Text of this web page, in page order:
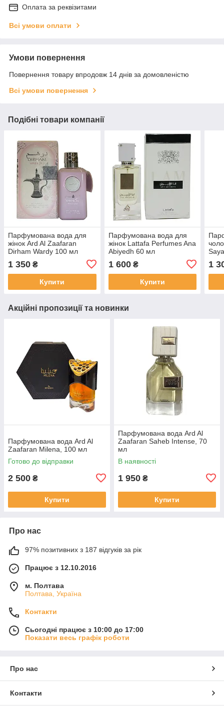
Оплата за реквізитами
Всі умови оплати
Умови повернення
Повернення товару впродовж 14 днів за домовленістю
Всі умови повернення
Подібні товари компанії
Парфумована вода для
жінок Ard Al Zaafaran
Dirham Wardy 100 мл
1 350 ₴
Купити
Парфумована вода для
жінок Lattafa Perfumes Ana
Abiyedh 60 мл
1 600₴
Купити
1
Акційні пропозиції та новинки
Парфумована вода Ard Al
Zaafaran Milena, 100 мл
Готово до відправки
2 500 ₴
Купити
Парфумована вода Ard Al
Zaafaran Saheb Intense, 70
мл
В наявності
1 950 ₴
Купити
Про нас
97% позитивних з 187 відгуків за рік
Працює з 12.10.2016
м. Полтава
Полтава, Україна
Контакти
Сьогодні працює з 10:00 до 17:00
Показати весь графік роботи
Про нас
Контакти